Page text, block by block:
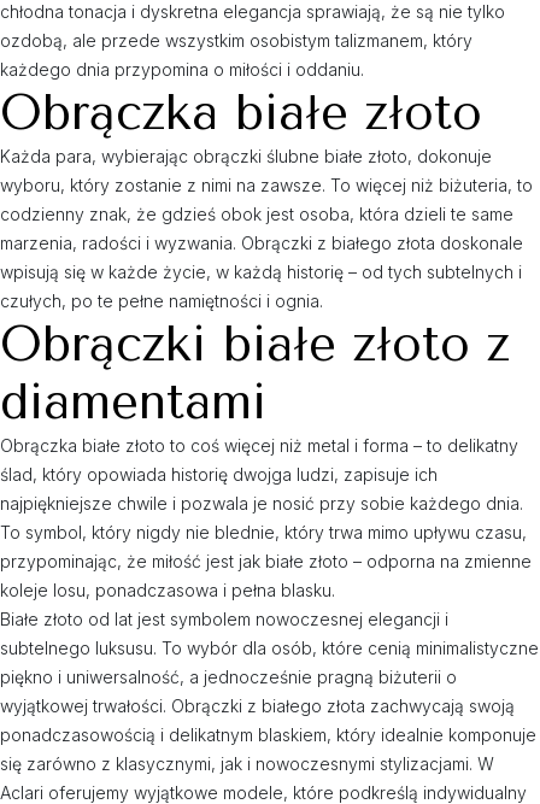
chłodna tonacja i dyskretna elegancja sprawiają, że są nie tylko
ozdobą, ale przede wszystkim osobistym talizmanem, który
każdego dnia przypomina o miłości i oddaniu.
Obrączka białe złoto
Każda para, wybierając obrączki ślubne białe złoto, dokonuje
wyboru, który zostanie z nimi na zawsze. To więcej niż biżuteria, to
codzienny znak, że gdzieś obok jest osoba, która dzieli te same
marzenia, radości i wyzwania. Obrączki z białego złota doskonale
wpisują się w każde życie, w każdą historię – od tych subtelnych i
czułych, po te pełne namiętności i ognia.
Obrączki białe złoto z
diamentami
Obrączka białe złoto to coś więcej niż metal i forma – to delikatny
ślad, który opowiada historię dwojga ludzi, zapisuje ich
najpiękniejsze chwile i pozwala je nosić przy sobie każdego dnia.
To symbol, który nigdy nie blednie, który trwa mimo upływu czasu,
przypominając, że miłość jest jak białe złoto – odporna na zmienne
koleje losu, ponadczasowa i pełna blasku.
Białe złoto od lat jest symbolem nowoczesnej elegancji i
subtelnego luksusu. To wybór dla osób, które cenią minimalistyczne
piękno i uniwersalność, a jednocześnie pragną biżuterii o
wyjątkowej trwałości. Obrączki z białego złota zachwycają swoją
ponadczasowością i delikatnym blaskiem, który idealnie komponuje
się zarówno z klasycznymi, jak i nowoczesnymi stylizacjami. W
Aclari oferujemy wyjątkowe modele, które podkreślą indywidualny